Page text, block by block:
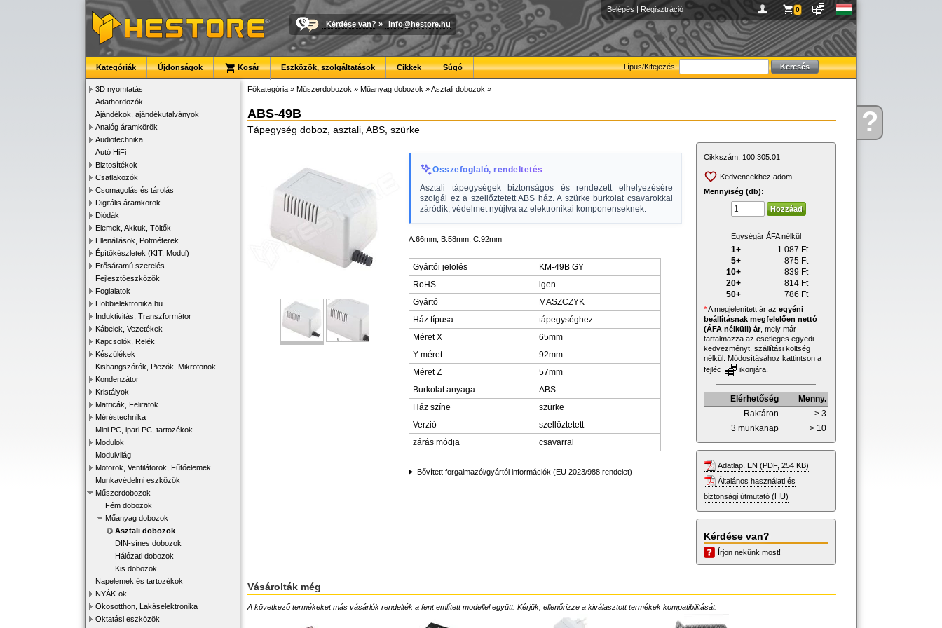
Kérdése?
Belépés | Regisztráció 0
Kérdése van? » info@hestore.hu
Típus/Kifejezés:
Kategóriák Újdonságok Kosár Eszközök, szolgáltatások Cikkek Súgó
3D nyomtatás
Adathordozók
Ajándékok, ajándékutalványok
Analóg áramkörök
Audiotechnika
Autó HiFi
Biztosítékok
Csatlakozók
Csomagolás és tárolás
Digitális áramkörök
Diódák
Elemek, Akkuk, Töltők
Ellenállások, Potméterek
Építőkészletek (KIT, Modul)
Erősáramú szerelés
Fejlesztőeszközök
Foglalatok
Hobbielektronika.hu
Induktivitás, Transzformátor
Kábelek, Vezetékek
Kapcsolók, Relék
Készülékek
Kishangszórók, Piezók, Mikrofonok
Kondenzátor
Kristályok
Matricák, Feliratok
Méréstechnika
Mini PC, ipari PC, tartozékok
Modulok
Modulvilág
Motorok, Ventilátorok, Fűtőelemek
Munkavédelmi eszközök
Műszerdobozok
Fém dobozok
Műanyag dobozok
Asztali dobozok
DIN-sínes dobozok
Hálózati dobozok
Kis dobozok
Napelemek és tartozékok
NYÁK-ok
Okosotthon, Lakáselektronika
Oktatási eszközök
Főkategória » Műszerdobozok » Műanyag dobozok »Asztali dobozok »
ABS-49B
Tápegység doboz, asztali, ABS, szürke
Összefoglaló, rendeltetés
Asztali tápegységek biztonságos és rendezett elhelyezésére
szolgál ez a szellőztetett ABS ház. A szürke burkolat csavarokkal
záródik, védelmet nyújtva az elektronikai komponenseknek.
A:66mm; B:58mm; C:92mm
Gyártói jelölés
KM-49B GY
RoHS
igen
Gyártó
MASZCZYK
Ház típusa
tápegységhez
Méret X
65mm
Y méret
92mm
Méret Z
57mm
Burkolat anyaga
ABS
Ház színe
szürke
Verzió
szellőztetett
zárás módja
csavarral
Bővített forgalmazói/gyártói információk (EU 2023/988 rendelet)
Cikkszám: 100.305.01
Kedvencekhez adom
Mennyiség (db):
Egységár ÁFA nélkül
1+ 1 087 Ft
5+
875 Ft
10+
839 Ft
20+
814 Ft
50+
786 Ft
*A megjelenített ár az egyéni
beállításnak megfelelően nettó
(ÁFA nélküli) ár, mely már
tartalmazza az esetleges egyedi
kedvezményt, szállítási költség
nélkül. Módosításához kattintson a
fejléc
ikonjára.
Elérhetőség
Menny.
Raktáron
> 3
3 munkanap
> 10
Adatlap, EN (PDF, 254 KB)
Általános használati és
biztonsági útmutató (HU)
Kérdése van?
Írjon nekünk most!
Vásárolták még
A következő termékeket más vásárlók rendelték a fent említett modellel együtt. Kérjük, ellenőrizze a kiválasztott termékek kompatibilitását.